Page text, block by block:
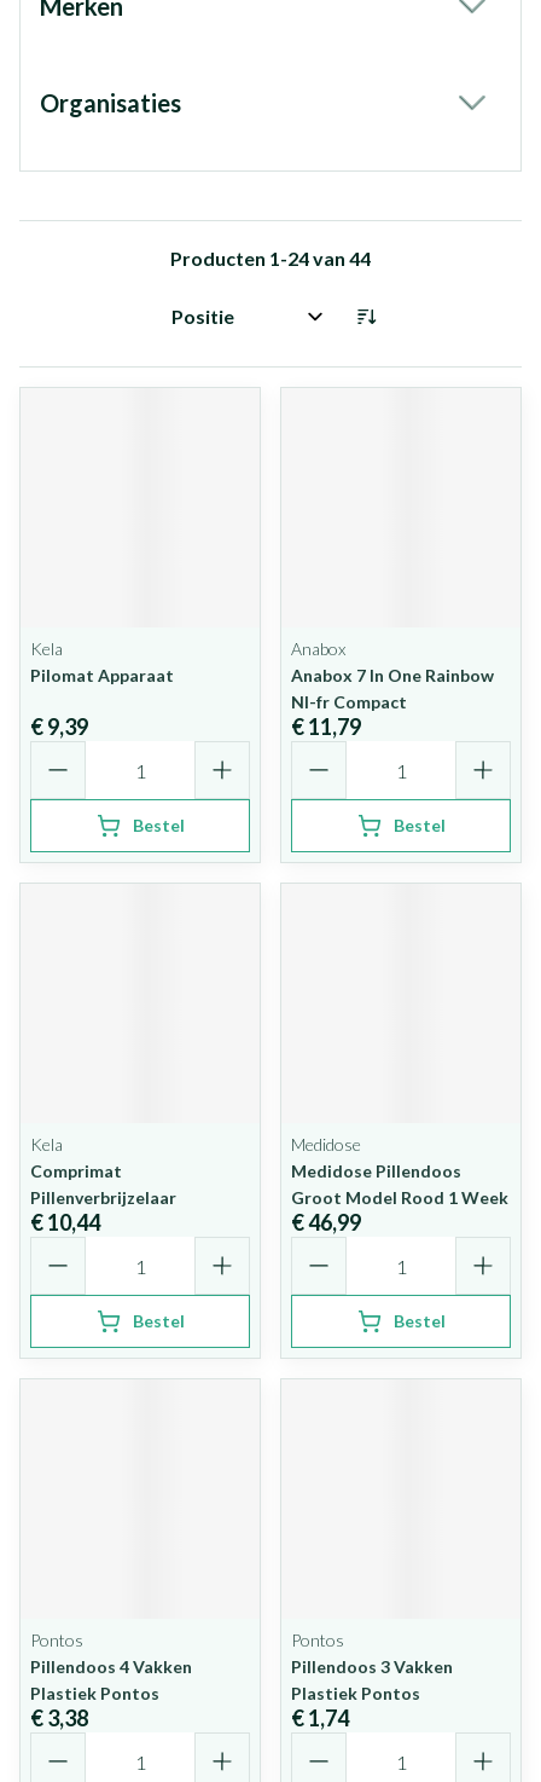
Merken
Organisaties
Producten 1-24van 44
Sorteer op:
Kela
Pilomat Apparaat
€ 9,39
Bestel
Anabox
Anabox 7 In One Rainbow
Nl-fr Compact
€ 11,79
Bestel
Kela
Comprimat
Pillenverbrijzelaar
€ 10,44
Bestel
Medidose
Medidose Pillendoos
Groot Model Rood 1 Week
€ 46,99
Bestel
Pontos
Pillendoos 4 Vakken
Plastiek Pontos
€ 3,38
Pontos
Pillendoos 3 Vakken
Plastiek Pontos
€ 1,74